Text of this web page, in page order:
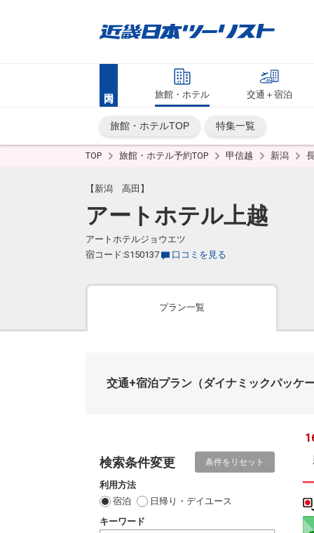
旅館・ホテル 交通＋宿泊
旅館・ホテルTOP 特集一覧
TOP 旅館・ホテル予約TOP 甲信越 新潟
【新潟 高田】
アートホテル上越
アートホテルジョウエツ
宿コード:S150137
口コミを見る
プラン一覧
交通+宿泊プラン （ダイナミックパッケ
検索条件変更 条件をリセット
利用方法
宿泊
日帰り・デイユース
キーワード